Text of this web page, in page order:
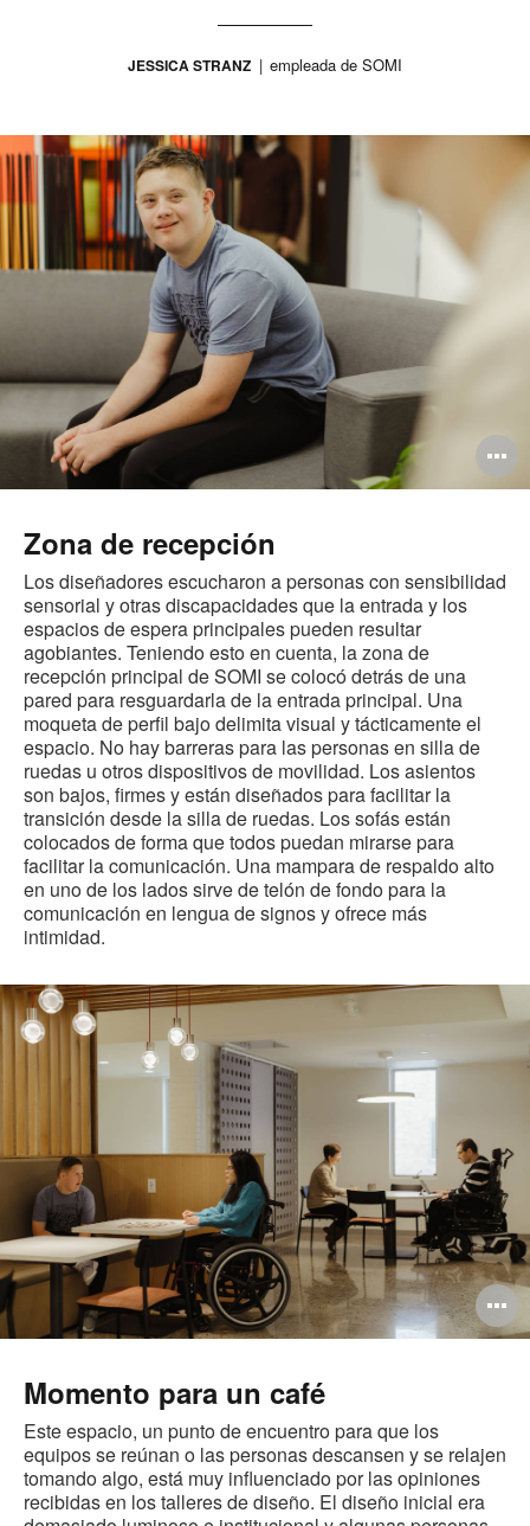
JESSICA STRANZ empleada de SOMI
Zona de recepción
Los diseñadores escucharon a personas con sensibilidad
sensorial y otras discapacidades que la entrada y los
espacios de espera principales pueden resultar
agobiantes. Teniendo esto en cuenta, la zona de
recepción principal de SOMI se colocó detrás de una
pared para resguardarla de la entrada principal. Una
moqueta de perfil bajo delimita visual y tácticamente el
espacio. No hay barreras para las personas en silla de
ruedas u otros dispositivos de movilidad. Los asientos
son bajos, firmes y están diseñados para facilitar la
transición desde la silla de ruedas. Los sofás están
colocados de forma que todos puedan mirarse para
facilitar la comunicación. Una mampara de respaldo alto
en uno de los lados sirve de telón de fondo para la
comunicación en lengua de signos y ofrece más
intimidad.
Momento para un café
Este espacio, un punto de encuentro para que los
equipos se reúnan o las personas descansen y se relajen
tomando algo, está muy influenciado por las opiniones
recibidas en los talleres de diseño. El diseño inicial era